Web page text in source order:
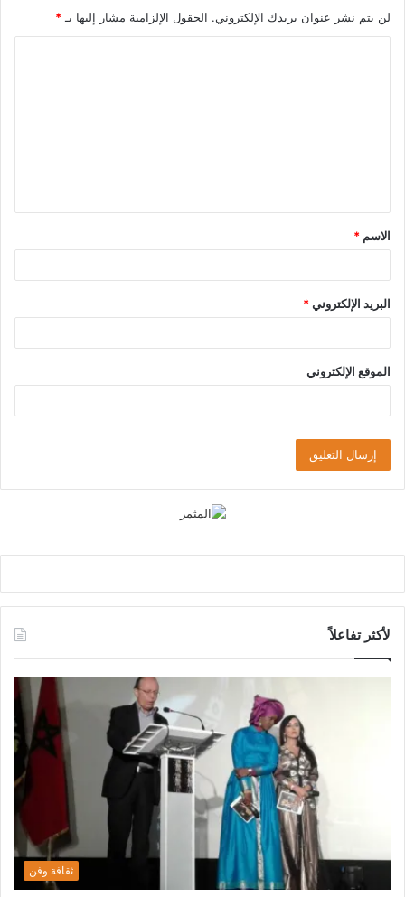
لن يتم نشر عنوان بريدك الإلكتروني. الحقول الإلزامية مشار إليها بـ*
ق
*
الاسم *
البريد الإلكتروني*
الموقع الإلكتروني
لأكثر تفاعلاً
ثقافة وفن